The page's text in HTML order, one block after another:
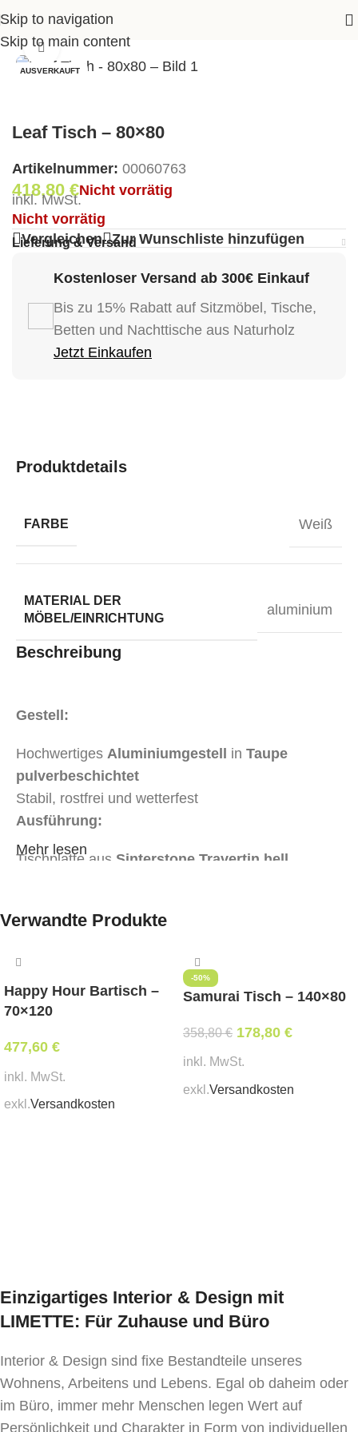
Skip to navigation
Skip to main content
Shop >Garten>Gartentische
AUSVERKAUFT
Klick zum Vergrößern
Leaf Tisch – 80×80
Artikelnummer: 00060763
418,80€Nicht vorrätig
inkl. MwSt.
Nicht vorrätig
Vergleichen
Zur Wunschliste hinzufügen
Lieferung & Versand
Kostenloser Versand ab 300€ Einkauf
Bis zu 15% Rabatt auf Sitzmöbel, Tische,
Betten und Nachttische aus Naturholz
Jetzt Einkaufen
Produktdetails
FARBE Weiß
MATERIAL DER
MÖBEL/EINRICHTUNG
aluminium
Beschreibung
Gestell:
Hochwertiges Aluminiumgestell in Taupe
pulverbeschichtet
Stabil, rostfrei und wetterfest
Ausführung:
Tischplatte aus Sinterstone Travertin hell
Höhe: 75 cm – ideal als Esstisch oder Beistelltisch
Farbvarianten:
Gestell: Taupe
Platte: Travertin hell (Sinterstone)
Abmessungen:
Länge: 80 cm, Breite: 80 cm, Höhe: 75 cm
Mehr lesen
Verwandte Produkte
Happy Hour Bartisch –
70×120
477,60 €
inkl. MwSt.
exkl.Versandkosten
-50%
Samurai Tisch – 140×80
358,80€ 178,80 €
inkl. MwSt.
exkl.Versandkosten
Einzigartiges Interior & Design mit
LIMETTE: Für Zuhause und Büro
Interior & Design sind fixe Bestandteile unseres
Wohnens, Arbeitens und Lebens. Egal ob daheim oder
im Büro, immer mehr Menschen legen Wert auf
Persönlichkeit und Charakter in Form von individuellen